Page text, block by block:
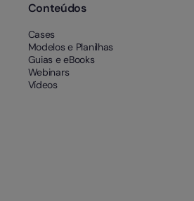
Conteúdos
Cases
Modelos e Planilhas
Guias e eBooks
Webinars
Vídeos